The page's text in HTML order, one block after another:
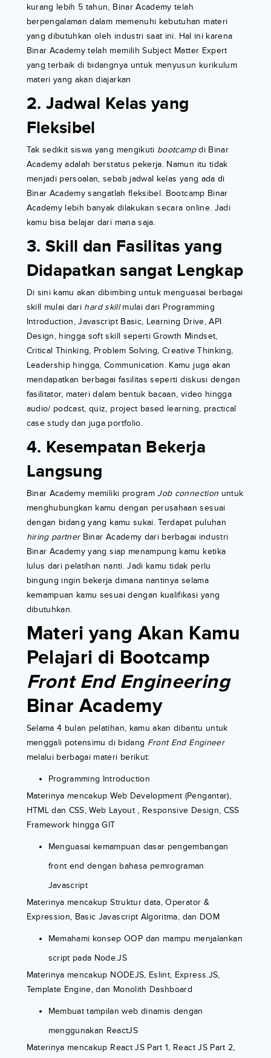
kurang lebih 5 tahun, Binar Academy telah
berpengalaman dalam memenuhi kebutuhan materi
yang dibutuhkan oleh industri saat ini. Hal ini karena
Binar Academy telah memilih Subject Matter Expert
yang terbaik di bidangnya untuk menyusun kurikulum
materi yang akan diajarkan
2. Jadwal Kelas yang
Fleksibel
Tak sedikit siswa yang mengikuti bootcampdi Binar
Academy adalah berstatus pekerja. Namun itu tidak
menjadi persoalan, sebab jadwal kelas yang ada di
Binar Academy sangatlah fleksibel. Bootcamp Binar
Academy lebih banyak dilakukan secara online. Jadi
kamu bisa belajar dari mana saja.
3. Skill dan Fasilitas yang
Didapatkan sangat Lengkap
Di sini kamu akan dibimbing untuk menguasai berbagai
skill mulai dari hard skillmulai dari Programming
Introduction, Javascript Basic, Learning Drive, API
Design, hingga soft skill seperti Growth Mindset,
Critical Thinking, Problem Solving, Creative Thinking,
Leadership hingga, Communication. Kamu juga akan
mendapatkan berbagai fasilitas seperti diskusi dengan
fasilitator, materi dalam bentuk bacaan, video hingga
audio/ podcast, quiz, project based learning, practical
case study dan juga portfolio.
4. Kesempatan Bekerja
Langsung
Binar Academy memiliki programJob connection untuk
menghubungkan kamu dengan perusahaan sesuai
dengan bidang yang kamu sukai. Terdapat puluhan
hiring partnerBinar Academy dari berbagai industri
Binar Academy yang siap menampung kamu ketika
lulus dari pelatihan nanti. Jadi kamu tidak perlu
bingung ingin bekerja dimana nantinya selama
kemampuan kamu sesuai dengan kualifikasi yang
dibutuhkan.
Materi yang Akan Kamu
Pelajari di Bootcamp
Front End Engineering
Binar Academy
Selama 4 bulan pelatihan, kamu akan dibantu untuk
menggali potensimu di bidang Front End Engineer
melalui berbagai materi berikut:
Programming Introduction
Materinya mencakup Web Development (Pengantar),
HTML dan CSS, Web Layout , Responsive Design, CSS
Framework hingga GIT
Menguasai kemampuan dasar pengembangan
front end dengan bahasa pemrograman
Javascript
Materinya mencakup Struktur data, Operator &
Expression, Basic Javascript Algoritma, dan DOM
Memahami konsep OOP dan mampu menjalankan
script pada Node.JS
Materinya mencakup NODEJS, Eslint, Express.JS,
Template Engine, dan Monolith Dashboard
Membuat tampilan web dinamis dengan
menggunakan ReactJS
Materinya mencakup React JS Part 1, React JS Part 2,